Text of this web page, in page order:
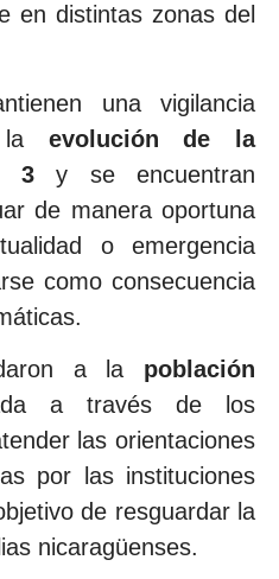
en distintas zonas del
una vigilancia
la evolución de la
3y se encuentran
de manera oportuna
o emergencia
como consecuencia
a la población
a través de los
las orientaciones
por las instituciones
de resguardar la
nicaragüenses.